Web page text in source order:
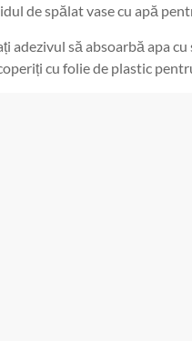
de spălat vase cu apă
adezivul să absoarbă apa
cu folie de plastic